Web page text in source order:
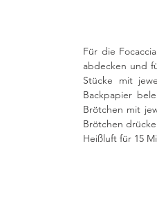
Für die
abdecken und
Stücke mit
Backpapier
Brötchen mit
Brötchen
Heißluft für 15